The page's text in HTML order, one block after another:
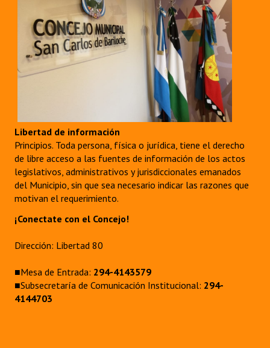
Libertad de información
Principios. Toda persona, física o jurídica, tiene el derecho
de libre acceso a las fuentes de información de los actos
legislativos, administrativos y jurisdiccionales emanados
del Municipio, sin que sea necesario indicar las razones que
motivan el requerimiento.
¡Conectate con el Concejo!
Dirección: Libertad 80
■Mesa de Entrada: 294-4143579
■Subsecretaría de Comunicación Institucional: 294-
4144703